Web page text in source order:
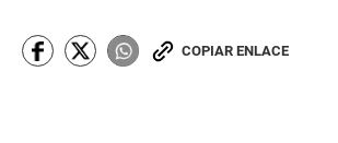
COPIAR ENLACE